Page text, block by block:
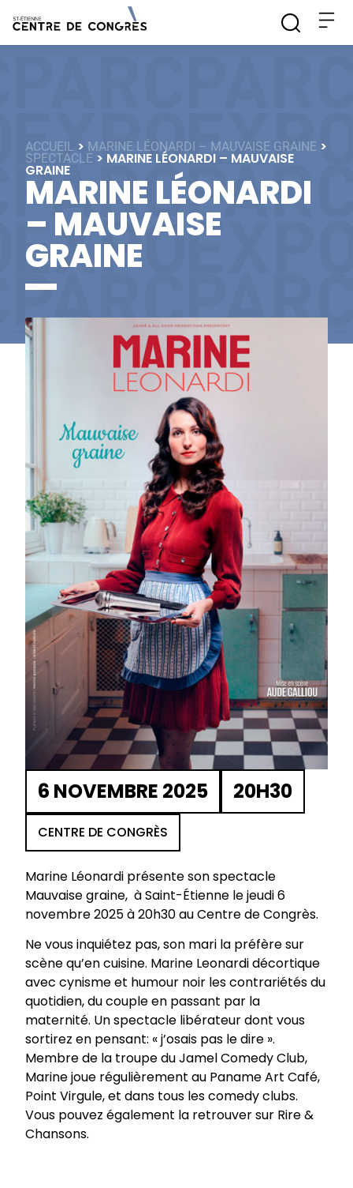
ACCUEIL > MARINE LÉONARDI – MAUVAISE GRAINE >
SPECTACLE > MARINE LÉONARDI – MAUVAISE
GRAINE
MARINE LÉONARDI
– MAUVAISE
GRAINE
6 NOVEMBRE 2025 20H30
CENTRE DE CONGRÈS
Marine Léonardi présente son spectacle
Mauvaise graine, à Saint-Étienne le jeudi 6
novembre 2025 à 20h30 au Centre de Congrès.
Ne vous inquiétez pas, son mari la préfère sur
scène qu’en cuisine. Marine Leonardi décortique
avec cynisme et humour noir les contrariétés du
quotidien, du couple en passant par la
maternité. Un spectacle libérateur dont vous
sortirez en pensant: « j’osais pas le dire ».
Membre de la troupe du Jamel Comedy Club,
Marine joue régulièrement au Paname Art Café,
Point Virgule, et dans tous les comedy clubs.
Vous pouvez également la retrouver sur Rire &
Chansons.